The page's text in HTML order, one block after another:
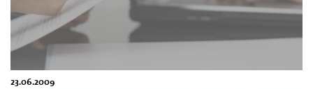
23.06.2009